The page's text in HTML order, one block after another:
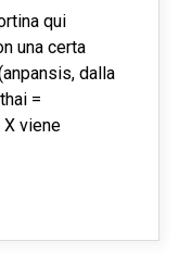
qui
una certa
dalla
=
X viene